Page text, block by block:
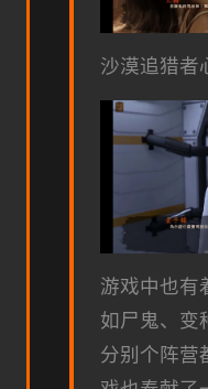
沙漠追猎者
游戏中也有
如尸鬼、变
分别个阵营